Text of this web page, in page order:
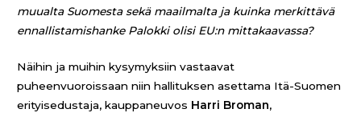
muualta Suomesta sekä maailmalta ja kuinka merkittävä
ennallistamishanke Palokki olisi EU:n mittakaavassa?
Näihin ja muihin kysymyksiin vastaavat
puheenvuoroissaan niin hallituksen asettama Itä-Suomen
erityisedustaja, kauppaneuvos Harri Broman,